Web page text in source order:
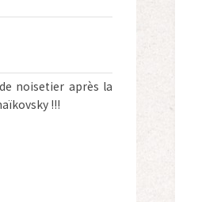
noisetier après la
!!!